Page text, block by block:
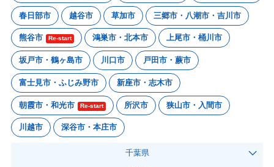
春日部市 越谷市 草加市 三郷市・八潮市・吉川市
熊谷市 Re-start 鴻巣市・北本市 上尾市・桶川市
坂戸市・鶴ヶ島市 川口市 戸田市・蕨市
富士見市・ふじみ野市 新座市・志木市
朝霞市・和光市 Re-start 所沢市 狭山市・入間市
川越市 深谷市・本庄市
千葉県